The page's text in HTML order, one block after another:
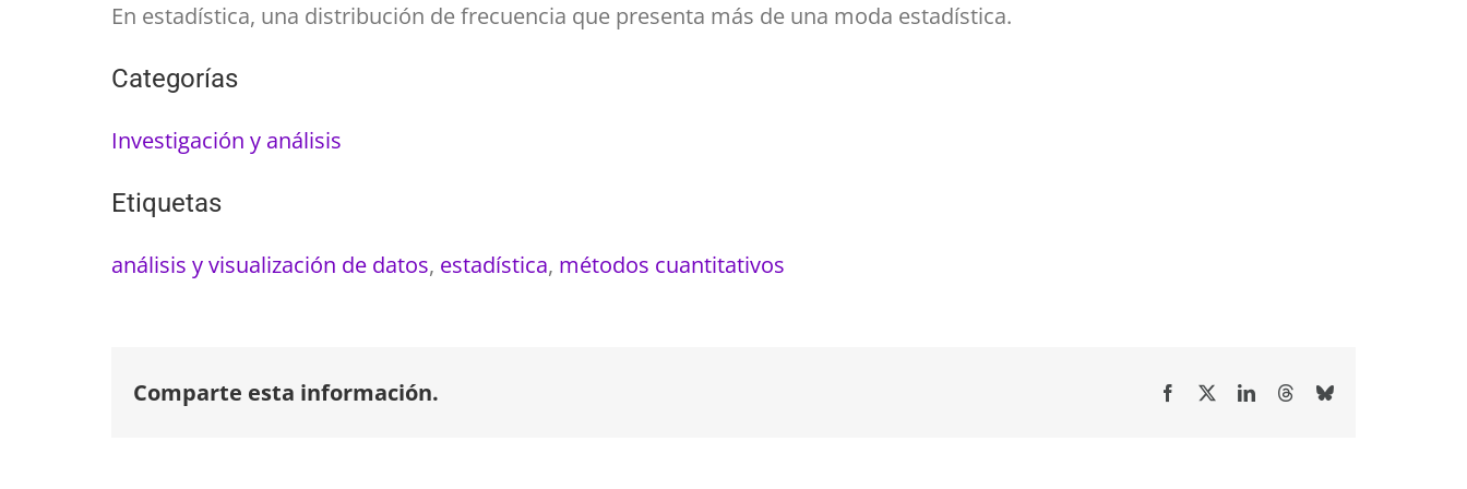
En estadística, una distribución de frecuencia que presenta más de una moda estadística.
Categorías
Investigación y análisis
Etiquetas
análisis y visualización de datos, estadística, métodos cuantitativos
Comparte esta información. Facebook LinkedInThreadsBluesky